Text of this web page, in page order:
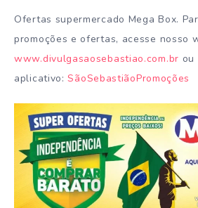
Ofertas supermercado Mega Box.
promoções e ofertas, acesse nosso
www.divulgasaosebastiao.com.br ou
aplicativo:SãoSebastiãoPromoções